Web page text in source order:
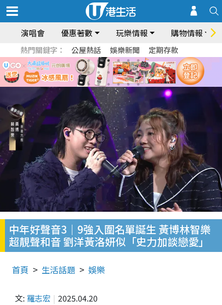
演唱會 優惠著數 玩樂情報 購物情報
熱門關鍵字： 公屋熱話 娛樂新聞 定期存款
中年好聲音3｜9強入圍名單誕生 黃博林智樂
超靚聲和音 劉洋黃洛妍似「史力加談戀愛」
首頁 生活話題 娛樂
文: 羅志宏 2025.04.20